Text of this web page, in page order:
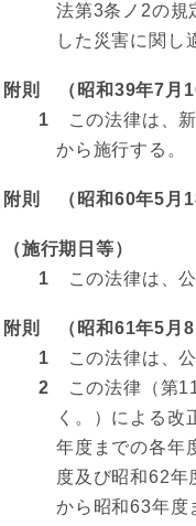
法第3条ノ2の規
した災害に関し
附則 （昭和39年7月
1 この法律は、新
から施行する。
附則 （昭和60年5月
（施行期日等）
1 この法律は、公
附則 （昭和61年5月
1 この法律は、公
2 この法律（第
く。）による改
年度までの各年
度及び昭和62年
から昭和63年度